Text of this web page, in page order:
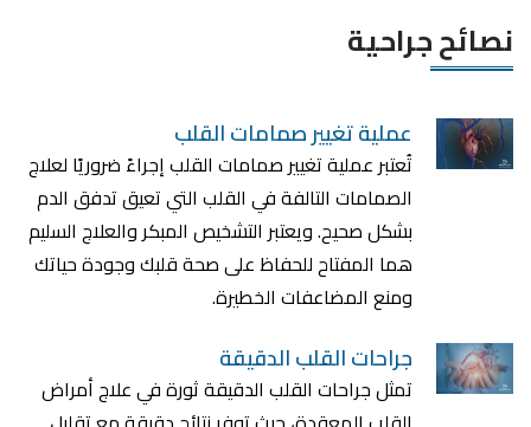
نصائح جراحية
عملية تغيير صمامات القلب
تُعتبر عملية تغيير صمامات القلب إجراءً ضروريًا لعلاج
الصمامات التالفة في القلب التي تعيق تدفق الدم
بشكل صحيح. ويعتبر التشخيص المبكر والعلاج السليم
هما المفتاح للحفاظ على صحة قلبك وجودة حياتك
ومنع المضاعفات الخطيرة.
جراحات القلب الدقيقة
تمثل جراحات القلب الدقيقة ثورة في علاج أمراض